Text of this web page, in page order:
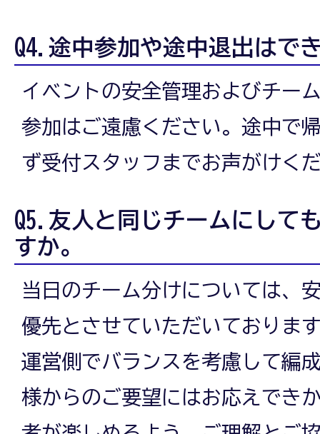
Q4.途中参加や途中退出はで
イベントの安全管理およびチー
参加はご遠慮ください。途中で
ず受付スタッフまでお声がけく
Q5.友人と同じチームにして
すか。
当日のチーム分けについては、
優先とさせていただいておりま
運営側でバランスを考慮して編
様からのご要望にはお応えでき